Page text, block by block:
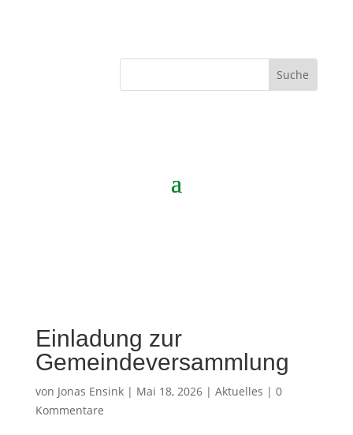
Einladung zur
Gemeindeversammlung
von Jonas Ensink| Mai 18, 2026| Aktuelles | 0
Kommentare